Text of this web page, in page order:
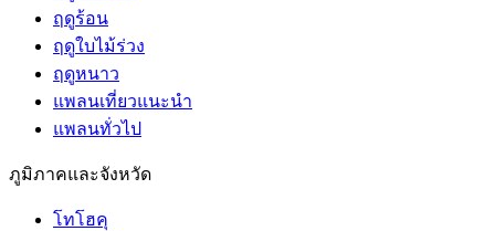
ฤดูร้อน
ฤดูใบไม้ร่วง
ฤดูหนาว
แพลนเที่ยวแนะนำ
แพลนทั่วไป
ภูมิภาคและจังหวัด
โทโฮคุ